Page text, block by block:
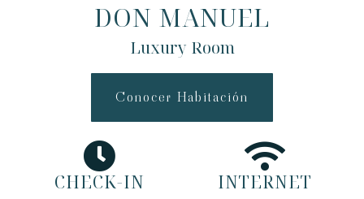
DON MANUEL
Luxury Room
Conocer Habitación
CHECK-IN INTERNET